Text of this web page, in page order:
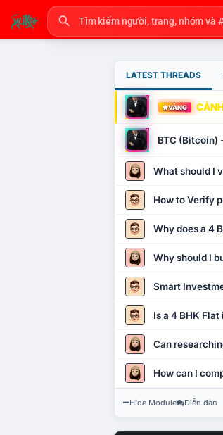
LATEST THREADS
VÀNG
BTC (Bitcoin)
What should I
How to Verify
Why does a 4
Why should I
Smart
Is a 4 BHK
Can
How can I
Hide Module Diễn đàn